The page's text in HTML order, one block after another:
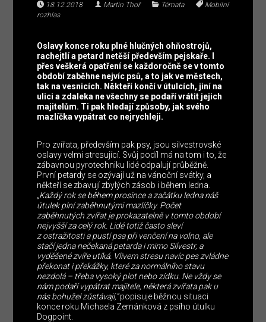
18.12.2018 Martin Thoř Témata
Mobilní
rozhlas
Oslavy konce roku plné hlučných ohňostrojů,
rachejtlí a petard netěší především pejskaře. I
přes veškerá opatření se každoročně se v tomto
období zaběhne nejvíc psů, a to jak ve městech,
tak na vesnicích. Někteří končí v útulcích, jiní na
ulici a zdaleka ne všechny se podaří vrátit jejich
majitelům. Ti pak hledají způsoby, jak svého
mazlíčka vypátrat co nejrychleji.
Pro zvířata, především pak psy, jsou silvestrovské
oslavy velmi stresující. Svůj podíl má na tom i to, že
zábavnou pyrotechniku lidé odpalují průběžně.
První petardy se ozývají už na vánoční svátky, a
někteří se zbavují zbylých zásob i během ledna.
„Každý rok se během prosince a začátku ledna náš
útulek plní zaběhnutými mazlíčky. Počet
zaběhnutých zvířat je prokazatelně v tomto období
nejvyšší za celý rok. Lidé totiž často sleví
z ostražitosti a pustí psa při venčení na volno, ale
stačí jedna nečekaná petarda i mimo Silvestr, a
vyděšené zvíře utíká. Vlivem stresu navíc pes zvládne
překonat i překážky, které za normálního stavu
nezdolá – třeba vysoký plot nebo zídku. Ne vždy se
nám podaří vypátrat majitele, některá zvířata pak u
nás bohužel zůstávají,“popisuje běžnou situaci
konce roku Michaela Zemánková z psího útulku
Dogpoint.